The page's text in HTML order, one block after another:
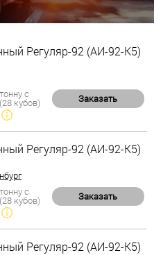
Регуляр-92 (АИ-92-К5)
с
кубов) Заказать
Регуляр-92 (АИ-92-К5)
с
кубов) Заказать
Регуляр-92 (АИ-92-К5)